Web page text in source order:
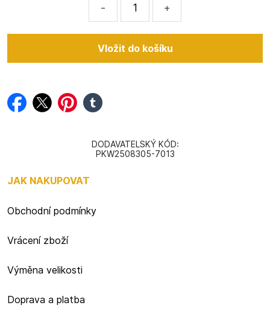
- +
facebook
twitterpinterest
tumblr
DODAVATELSKÝ KÓD:
PKW2508305-7013
JAK NAKUPOVAT
Obchodní podmínky
Vrácení zboží
Výměna velikosti
Doprava a platba